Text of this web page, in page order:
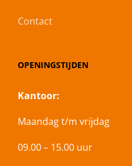
Contact
OPENINGSTIJDEN
Kantoor:
Maandag t/m vrijdag
09.00 – 15.00 uur